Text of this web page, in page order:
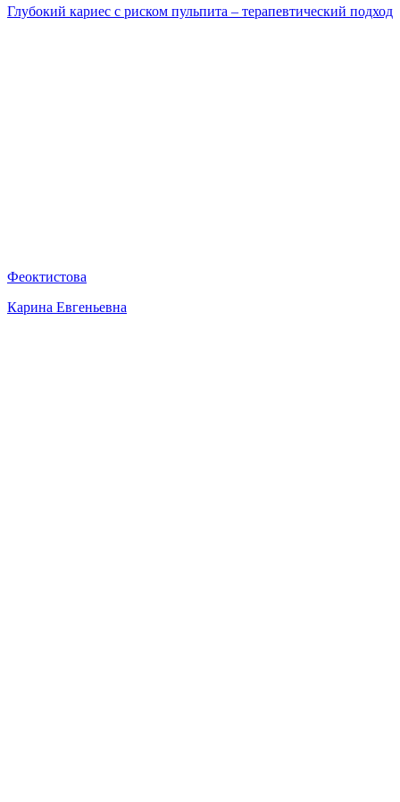
Глубокий кариес с риском пульпита – терапевтический подход
Феоктистова
Карина Евгеньевна